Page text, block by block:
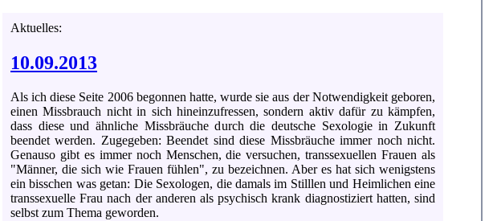
Aktuelles:
10.09.2013
Als ich diese Seite 2006 begonnen hatte, wurde sie aus der Notwendigkeit geboren,
einen Missbrauch nicht in sich hineinzufressen, sondern aktiv dafür zu kämpfen,
dass diese und ähnliche Missbräuche durch die deutsche Sexologie in Zukunft
beendet werden. Zugegeben: Beendet sind diese Missbräuche immer noch nicht.
Genauso gibt es immer noch Menschen, die versuchen, transsexuellen Frauen als
"Männer, die sich wie Frauen fühlen", zu bezeichnen. Aber es hat sich wenigstens
ein bisschen was getan: Die Sexologen, die damals im Stilllen und Heimlichen eine
transsexuelle Frau nach der anderen als psychisch krank diagnostiziert hatten, sind
selbst zum Thema geworden.